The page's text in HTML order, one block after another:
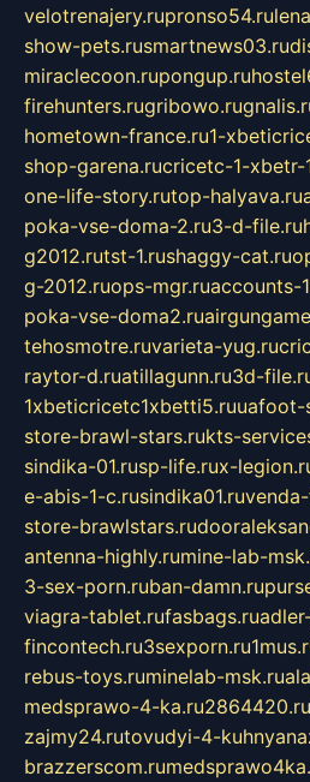
velotrenajery.rupronso54.ru
show-pets.rusmartnews03.ru
miraclecoon.rupongup.ru
firehunters.rugribowo.ru
hometown-france.ru1-
shop-garena.rucricetc-1-xbetr-
one-life-story.rutop-halyava.ru
poka-vse-doma-2.ru3-d-file.ru
g2012.rutst-1.rushaggy-cat.ru
g-2012.ruops-mgr.ruaccounts-
poka-vse-doma2.ru
tehosmotre.ruvarieta-yug.ru
raytor-d.ruatillagunn.ru3d-
1xbeticricetc1xbetti5.ruuafoot-
store-brawl-stars.rukts-
sindika-01.rusp-life.rux-
e-abis-1-c.rusindika01.ru
store-brawlstars.ru
antenna-highly.rumine-lab-
3-sex-porn.ruban-damn.ru
viagra-tablet.rufasbags.ru
fincontech.ru3sexporn.ru
rebus-toys.ruminelab-msk.ru
medsprawo-4-ka.ru2864420.ru
zajmy24.rutovudyi-4-
brazzerscom.ru